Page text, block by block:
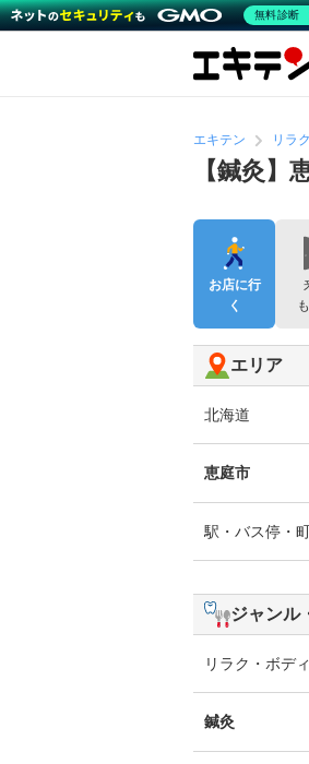
エキテン リラ
【鍼灸】
お店に行
く
エリア
北海道
恵庭市
駅・バス停・
ジャンル
リラク・ボデ
鍼灸
無料診断